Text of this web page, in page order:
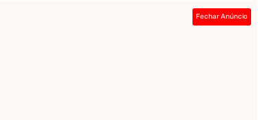
Fechar Anúncio